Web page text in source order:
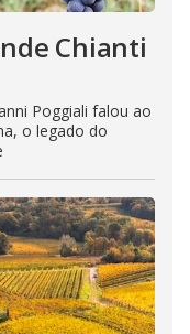
Chianti
Poggiali falou ao
o legado do